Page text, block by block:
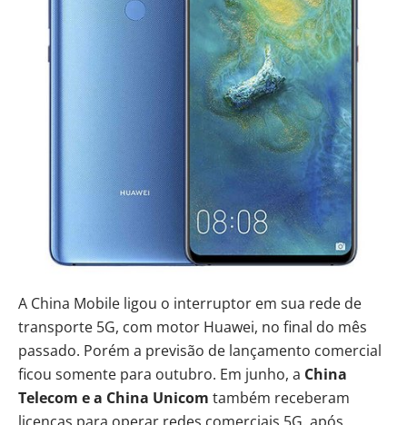
A China Mobile ligou o interruptor em sua rede de
transporte 5G, com motor Huawei, no final do mês
passado. Porém a previsão de lançamento comercial
ficou somente para outubro. Em junho, a China
Telecom e a China Unicom também receberam